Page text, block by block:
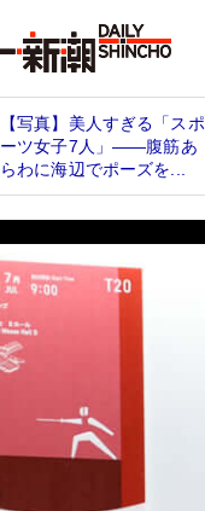
【写真】美人すぎる「スポ
ーツ女子7人」――腹筋あ
らわに海辺でポーズを...